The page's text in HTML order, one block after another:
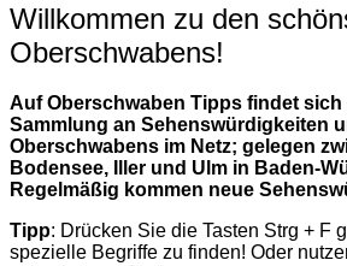
Willkommen zu den
Oberschwabens!
Auf Oberschwaben Tipps findet
Sammlung an Sehenswürdigkeiten
Oberschwabens im Netz; gelegen
Bodensee, Iller und Ulm in Baden-
Regelmäßig kommen neue
Tipp: Drücken Sie die Tasten Strg + F
spezielle Begriffe zu finden! Oder